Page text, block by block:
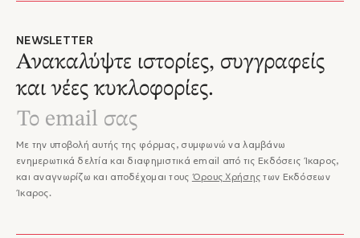
NEWSLETTER
Ανακαλύψτε ιστορίες, συγγραφείς
και νέες κυκλοφορίες.
Με την υποβολή αυτής της φόρμας, συμφωνώ να λαμβάνω
ενημερωτικά δελτία και διαφημιστικά email από τις Εκδόσεις Ίκαρος,
και αναγνωρίζω και αποδέχομαι τους Όρους Χρήσης των Εκδόσεων
Ίκαρος.